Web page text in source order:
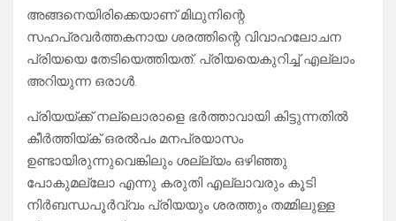
അങ്ങനെയിരിക്കെയാണ് മിഥുനിന്റെ
സഹപ്രവർത്തകനായ ശരത്തിന്റെ വിവാഹലോചന
പ്രിയയെ തേടിയെത്തിയത്. പ്രിയയെകുറിച്ച് എല്ലാം
അറിയുന്ന ഒരാൾ.
പ്രിയയ്ക്ക് നല്ലൊരാളെ ഭർത്താവായി കിട്ടുന്നതിൽ
കീർത്തിയ്ക് ഒരൽപം മനപ്രയാസം
ഉണ്ടായിരുന്നുവെങ്കിലും ശല്ല്യം ഒഴിഞ്ഞു
പോകുമല്ലോ എന്നു കരുതി എല്ലാവരും കൂടി
നിർബന്ധപൂർവ്വം പ്രിയയും ശരത്തും തമ്മിലുള്ള